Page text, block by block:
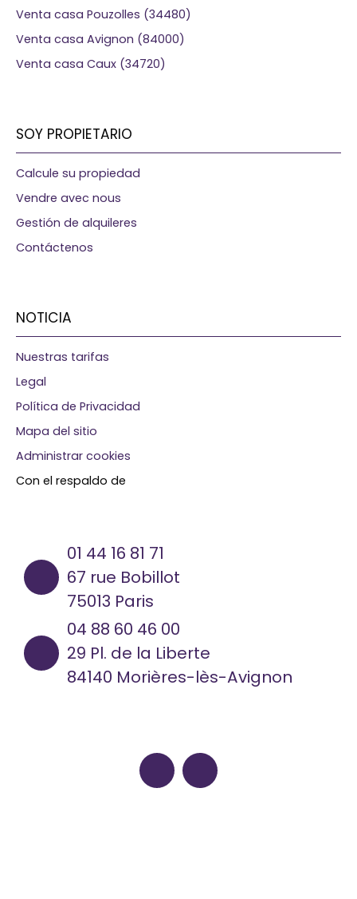
Venta casa Pouzolles (34480)
Venta casa Avignon (84000)
Venta casa Caux (34720)
SOY PROPIETARIO
Calcule su propiedad
Vendre avec nous
Gestión de alquileres
Contáctenos
NOTICIA
Nuestras tarifas
Legal
Política de Privacidad
Mapa del sitio
Administrar cookies
Con el respaldo de
01 44 16 81 71
67 rue Bobillot
75013 Paris
04 88 60 46 00
29 Pl. de la Liberte
84140 Morières-lès-Avignon